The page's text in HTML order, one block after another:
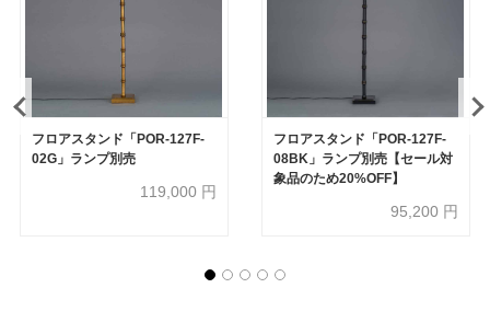
フロアスタンド「POR-127F-
02G」ランプ別売
119,000 円
フロアスタンド「POR-127F-
08BK」ランプ別売【セール対
象品のため20%OFF】
95,200 円